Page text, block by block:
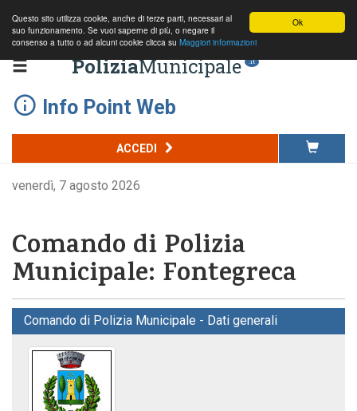
Ok
Questo sito utilizza cookie, anche di terze parti, necessari al
suo funzionamento. Se vuoi saperne di più, o negare il
consenso a tutto o ad alcuni cookie clicca su Maggiori informazioni
PoliziaMunicipale .it
Info Point Web
ACCEDI
venerdì, 7 agosto 2026
Comando di Polizia
Municipale: Fontegreca
Comando di Polizia Municipale - Dati generali